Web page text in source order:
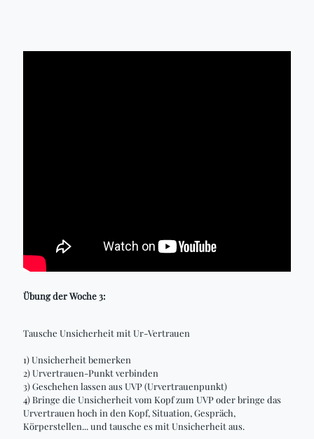
Übung der Woche 3:
Tausche Unsicherheit mit Ur-Vertrauen
1) Unsicherheit bemerken
2) Urvertrauen-Punkt verbinden
3) Geschehen lassen aus UVP (Urvertrauenpunkt)
4) Bringe die Unsicherheit vom Kopf zum UVP oder bringe das
Urvertrauen hoch in den Kopf, Situation, Gespräch,
Körperstellen... und tausche es mit Unsicherheit aus.